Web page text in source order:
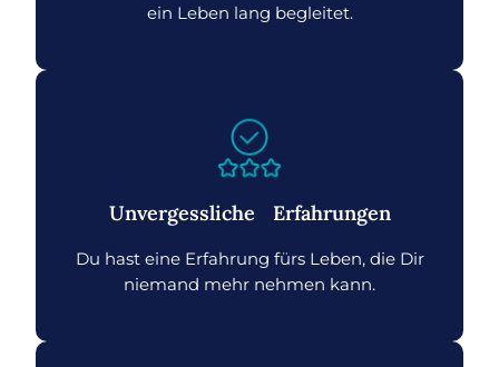
ein Leben lang begleitet.
Unvergessliche Erfahrungen
Du hast eine Erfahrung fürs Leben, die Dir
niemand mehr nehmen kann.